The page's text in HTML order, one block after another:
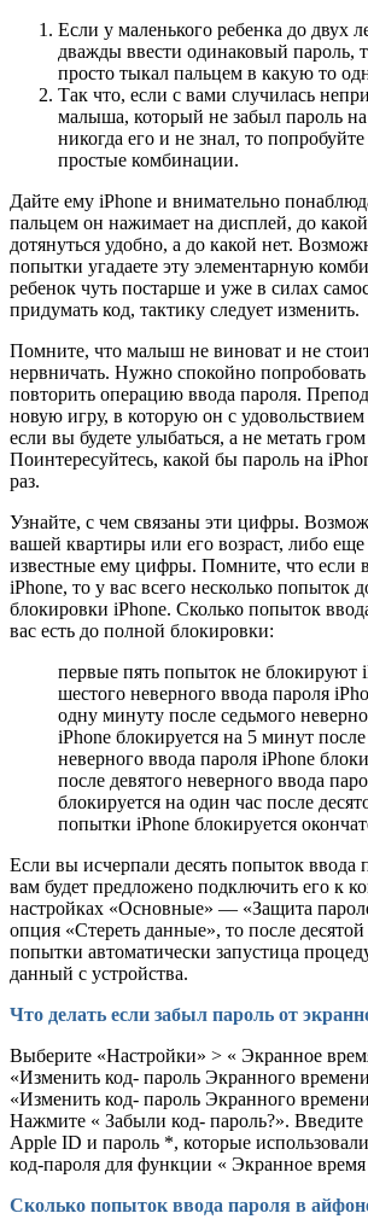
Если у маленького ребенка до двух
дважды ввести одинаковый пароль,
просто тыкал пальцем в какую то
Так что, если с вами случилась
малыша, который не забыл пароль на
никогда его и не знал, то
простые комбинации.
Дайте ему iPhone и внимательно
пальцем он нажимает на дисплей, до
дотянуться удобно, а до какой нет.
попытки угадаете эту элементарную
ребенок чуть постарше и уже в силах
придумать код, тактику следует изменить.
Помните, что малыш не виноват и не
нервничать. Нужно спокойно
повторить операцию ввода пароля.
новую игру, в которую он с удовольствием
если вы будете улыбаться, а не метать
Поинтересуйтесь, какой бы пароль на
раз.
Узнайте, с чем связаны эти цифры.
вашей квартиры или его возраст, либо
известные ему цифры. Помните, что если
iPhone, то у вас всего несколько попыток
блокировки iPhone. Сколько попыток
вас есть до полной блокировки:
первые пять попыток не блокируют
шестого неверного ввода пароля
одну минуту после седьмого
iPhone блокируется на 5 минут
неверного ввода пароля iPhone
после девятого неверного ввода
блокируется на один час после
попытки iPhone блокируется
Если вы исчерпали десять попыток ввода
вам будет предложено подключить его к
настройках «Основные» — «Защита
опция «Стереть данные», то после
попытки автоматически запустица
данный с устройства.
Что делать если забыл пароль от
Выберите «Настройки» > « Экранное
«Изменить код- пароль Экранного
«Изменить код- пароль Экранного
Нажмите « Забыли код- пароль?».
Apple ID и пароль *, которые
код-пароля для функции « Экранное время
Сколько попыток ввода пароля в